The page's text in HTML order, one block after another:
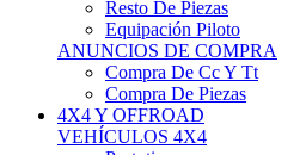
ANUNCIOS DE COMPRA
Compra De Cc Y Tt
Compra De Piezas
4X4 Y OFFROAD
VEHÍCULOS 4X4
Prototipos
Venta De Side By Side